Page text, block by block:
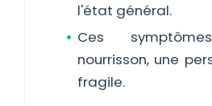
l'état général.
Ces
nourrisson, une
fragile.